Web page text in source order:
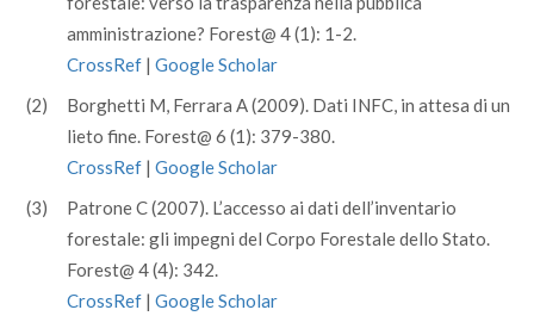
amministrazione? Forest@ 4 (1): 1-2.
CrossRef | Google Scholar
(2)
Borghetti M, Ferrara A (2009). Dati INFC, in attesa di un
lieto fine. Forest@ 6 (1): 379-380.
CrossRef | Google Scholar
(3)
Patrone C (2007). L’accesso ai dati dell’inventario
forestale: gli impegni del Corpo Forestale dello Stato.
Forest@ 4 (4): 342.
CrossRef | Google Scholar